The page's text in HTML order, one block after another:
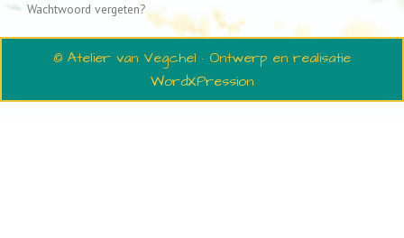
Wachtwoord vergeten?
© Atelier van Vegchel · Ontwerp en realisatie
WordXPression